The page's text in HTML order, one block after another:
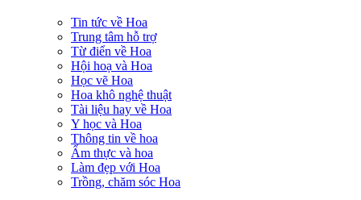
Tin tức về Hoa
Trung tâm hỗ trợ
Từ điển về Hoa
Hội hoạ và Hoa
Học vẽ Hoa
Hoa khô nghệ thuật
Tài liệu hay về Hoa
Y học và Hoa
Thông tin về hoa
Ẩm thực và hoa
Làm đẹp với Hoa
Trồng, chăm sóc Hoa